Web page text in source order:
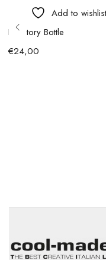
Add to wishlist
BFactory Bottle
€24,00